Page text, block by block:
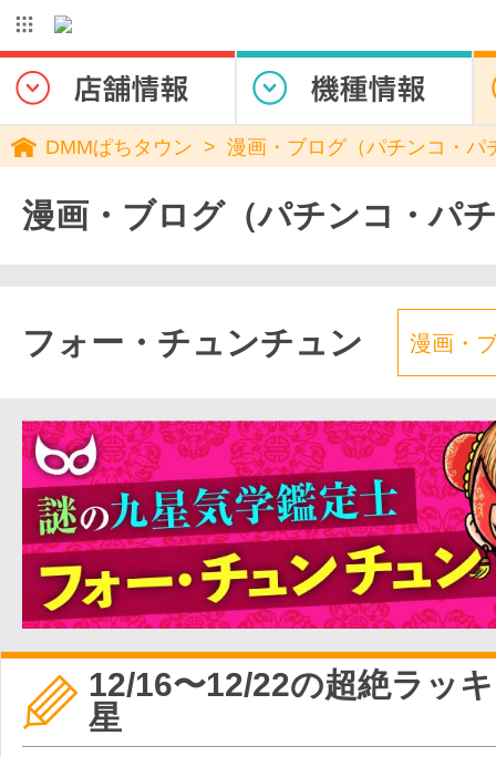
DMMぱちタウン 漫画・ブログ（パチンコ・パ
漫画・ブログ（パチンコ・パ
フォー・チュンチュン 漫画・
12/16〜12/22の超絶ラッ
星